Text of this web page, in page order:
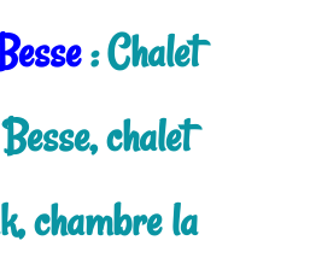
: Chalet
chalet
chambre la